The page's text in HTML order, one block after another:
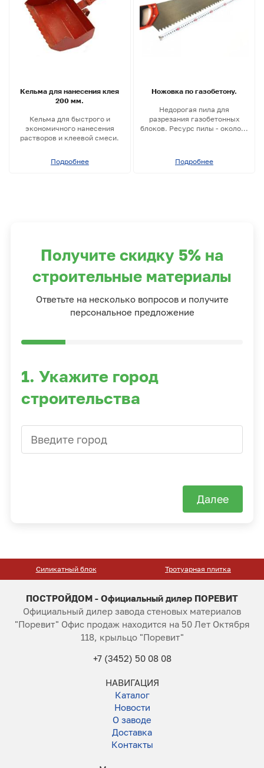
Кельма для нанесения клея
200 мм.
Кельма для быстрого и
экономичного нанесения
растворов и клеевой смеси.
Подробнее
Ножовка по газобетону.
Недорогая пила для
разрезания газобетонных
блоков. Ресурс пилы - около...
Подробнее
Получите скидку 5% на
строительные материалы
Ответьте на несколько вопросов и получите
персональное предложение
1. Укажите город
строительства
Далее
Силикатный блок Тротуарная плитка
ПОСТРОЙДОМ - Официальный дилер ПОРЕВИТ
Официальный дилер завода стеновых материалов
"Поревит" Офис продаж находится на 50 Лет Октября
118, крыльцо "Поревит"
+7 (3452) 50 08 08
НАВИГАЦИЯ
Каталог
Новости
О заводе
Доставка
Контакты